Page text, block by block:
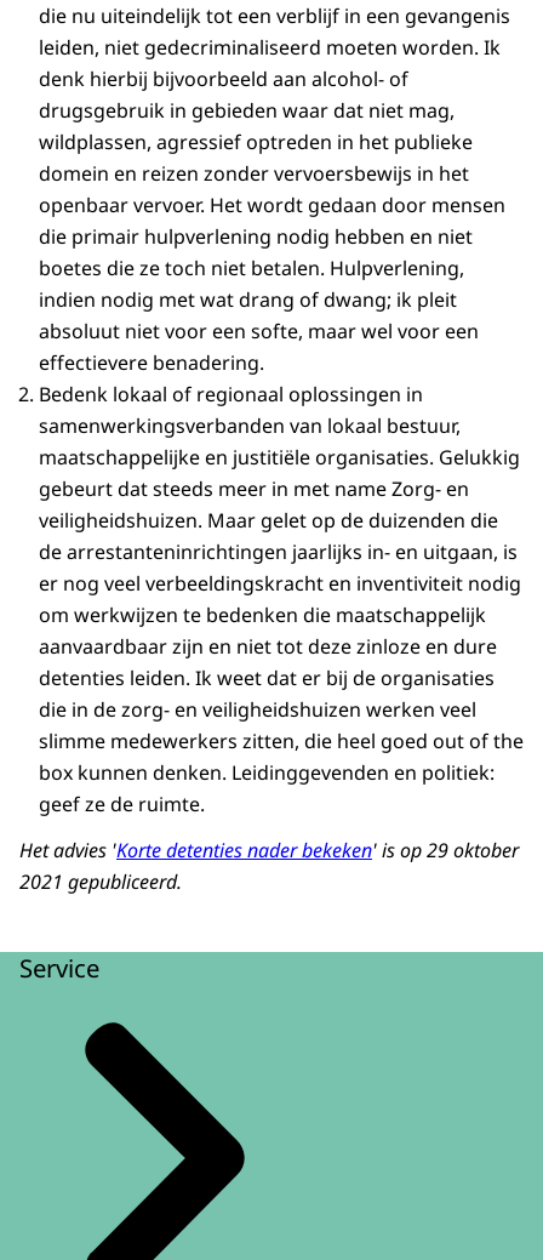
die nu uiteindelijk tot een verblijf in een gevangenis
leiden, niet gedecriminaliseerd moeten worden. Ik
denk hierbij bijvoorbeeld aan alcohol- of
drugsgebruik in gebieden waar dat niet mag,
wildplassen, agressief optreden in het publieke
domein en reizen zonder vervoersbewijs in het
openbaar vervoer. Het wordt gedaan door mensen
die primair hulpverlening nodig hebben en niet
boetes die ze toch niet betalen. Hulpverlening,
indien nodig met wat drang of dwang; ik pleit
absoluut niet voor een softe, maar wel voor een
effectievere benadering.
Bedenk lokaal of regionaal oplossingen in
samenwerkingsverbanden van lokaal bestuur,
maatschappelijke en justitiële organisaties. Gelukkig
gebeurt dat steeds meer in met name Zorg- en
veiligheidshuizen. Maar gelet op de duizenden die
de arrestanteninrichtingen jaarlijks in- en uitgaan, is
er nog veel verbeeldingskracht en inventiviteit nodig
om werkwijzen te bedenken die maatschappelijk
aanvaardbaar zijn en niet tot deze zinloze en dure
detenties leiden. Ik weet dat er bij de organisaties
die in de zorg- en veiligheidshuizen werken veel
slimme medewerkers zitten, die heel goed out of the
box kunnen denken. Leidinggevenden en politiek:
geef ze de ruimte.
Het advies 'Korte detenties nader bekeken' is op 29 oktober
2021 gepubliceerd.
Service